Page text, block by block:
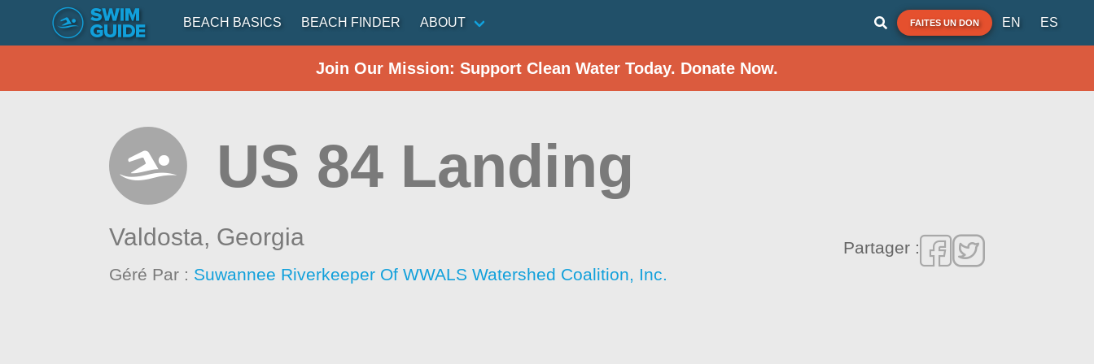
BEACH BASICS BEACH FINDER ABOUT FAITES UN DON EN ES
Join Our Mission: Support Clean Water Today. Donate Now.
US 84 Landing
Valdosta, Georgia
Géré Par : Suwannee Riverkeeper Of WWALS Watershed Coalition, Inc.
Partager :